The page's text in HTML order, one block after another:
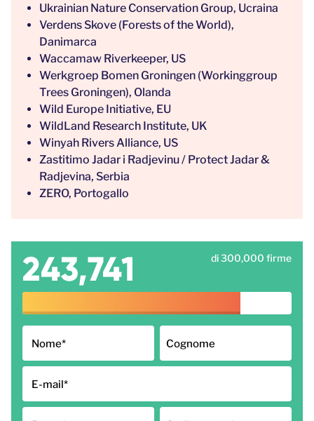
Ukrainian Nature Conservation Group, Ucraina
Verdens Skove (Forests of the World),
Danimarca
Waccamaw Riverkeeper, US
Werkgroep Bomen Groningen (Workinggroup
Trees Groningen), Olanda
Wild Europe Initiative, EU
WildLand Research Institute, UK
Winyah Rivers Alliance, US
Zastitimo Jadar i Radjevinu / Protect Jadar &
Radjevina, Serbia
ZERO, Portogallo
243,741 di 300,000 firme
Nome* Cognome
E-mail*